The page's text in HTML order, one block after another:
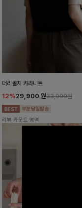
더리골지 카라니트
12%29,900 원33,900원
리뷰 카운트 영역